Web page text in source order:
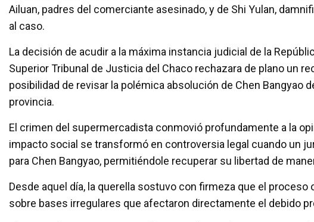
Ailuan, padres del comerciante asesinado, y de Shi Yulan,
al caso.
La decisión de acudir a la máxima instancia judicial de la
Superior Tribunal de Justicia del Chaco rechazara de plano un
posibilidad de revisar la polémica absolución de Chen Bangyao
provincia.
El crimen del supermercadista conmovió profundamente a la
impacto social se transformó en controversia legal cuando un
para Chen Bangyao, permitiéndole recuperar su libertad de
Desde aquel día, la querella sostuvo con firmeza que el
sobre bases irregulares que afectaron directamente el debido